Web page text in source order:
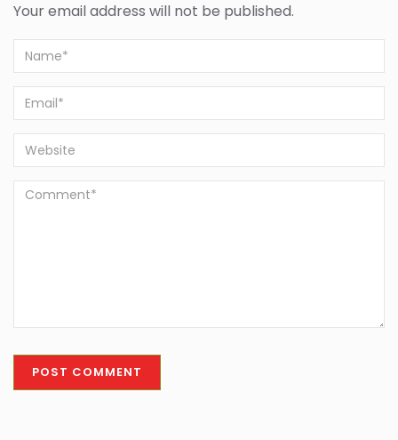
Your email address will not be published.